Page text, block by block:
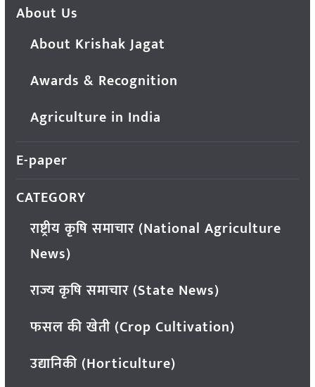
About Us
About Krishak Jagat
Awards & Recognition
Agriculture in India
E-paper
CATEGORY
राष्ट्रीय कृषि समाचार (National Agriculture
News)
राज्य कृषि समाचार (State News)
फसल की खेती (Crop Cultivation)
उद्यानिकी (Horticulture)